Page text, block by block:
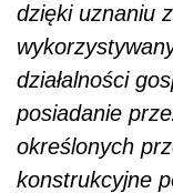
dzięki uznaniu
działalności
posiadanie
określonych
konstrukcyjne